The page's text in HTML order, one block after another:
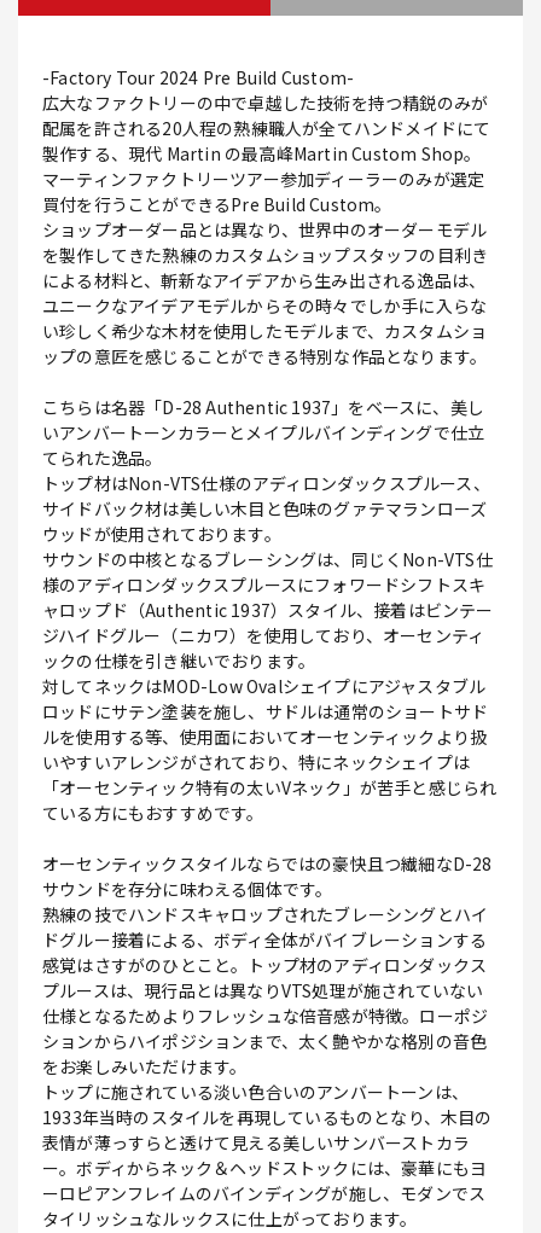
-Factory Tour 2024 Pre Build Custom-
広大なファクトリーの中で卓越した技術を持つ精鋭のみが
配属を許される20人程の熟練職人が全てハンドメイドにて
製作する、現代 Martin の最高峰Martin Custom Shop。
マーティンファクトリーツアー参加ディーラーのみが選定
買付を行うことができるPre Build Custom。
ショップオーダー品とは異なり、世界中のオーダーモデル
を製作してきた熟練のカスタムショップスタッフの目利き
による材料と、斬新なアイデアから生み出される逸品は、
ユニークなアイデアモデルからその時々でしか手に入らな
い珍しく希少な木材を使用したモデルまで、カスタムショ
ップの意匠を感じることができる特別な作品となります。
こちらは名器「D-28 Authentic 1937」をベースに、美し
いアンバートーンカラーとメイプルバインディングで仕立
てられた逸品。
トップ材はNon-VTS仕様のアディロンダックスプルース、
サイドバック材は美しい木目と色味のグァテマランローズ
ウッドが使用されております。
サウンドの中核となるブレーシングは、同じくNon-VTS仕
様のアディロンダックスプルースにフォワードシフトスキ
ャロップド（Authentic 1937）スタイル、接着はビンテー
ジハイドグルー（ニカワ）を使用しており、オーセンティ
ックの仕様を引き継いでおります。
対してネックはMOD-Low Ovalシェイプにアジャスタブル
ロッドにサテン塗装を施し、サドルは通常のショートサド
ルを使用する等、使用面においてオーセンティックより扱
いやすいアレンジがされており、特にネックシェイプは
「オーセンティック特有の太いVネック」が苦手と感じられ
ている方にもおすすめです。
オーセンティックスタイルならではの豪快且つ繊細なD-28
サウンドを存分に味わえる個体です。
熟練の技でハンドスキャロップされたブレーシングとハイ
ドグルー接着による、ボディ全体がバイブレーションする
感覚はさすがのひとこと。トップ材のアディロンダックス
プルースは、現行品とは異なりVTS処理が施されていない
仕様となるためよりフレッシュな倍音感が特徴。ローポジ
ションからハイポジションまで、太く艶やかな格別の音色
をお楽しみいただけます。
トップに施されている淡い色合いのアンバートーンは、
1933年当時のスタイルを再現しているものとなり、木目の
表情が薄っすらと透けて見える美しいサンバーストカラ
ー。ボディからネック＆ヘッドストックには、豪華にもヨ
ーロピアンフレイムのバインディングが施し、モダンでス
タイリッシュなルックスに仕上がっております。